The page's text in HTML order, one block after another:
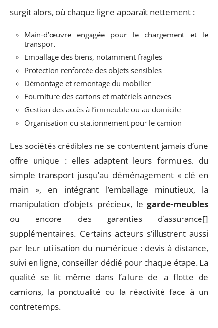
surgit alors, où chaque ligne apparaît nettement :
Main-d’œuvre engagée pour le chargement et le
transport
Emballage des biens, notamment fragiles
Protection renforcée des objets sensibles
Démontage et remontage du mobilier
Fourniture des cartons et matériels annexes
Gestion des accès à l’immeuble ou au domicile
Organisation du stationnement pour le camion
Les sociétés crédibles ne se contentent jamais d’une
offre unique : elles adaptent leurs formules, du
simple transport jusqu’au déménagement « clé en
main », en intégrant l’emballage minutieux, la
manipulation d’objets précieux, le garde-meubles
ou encore des garanties d’assurance[]
supplémentaires. Certains acteurs s’illustrent aussi
par leur utilisation du numérique : devis à distance,
suivi en ligne, conseiller dédié pour chaque étape. La
qualité se lit même dans l’allure de la flotte de
camions, la ponctualité ou la réactivité face à un
contretemps.